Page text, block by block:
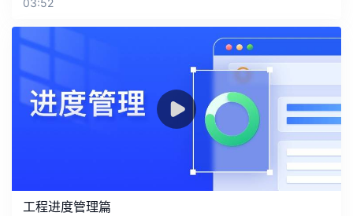
03:52
工程进度管理篇